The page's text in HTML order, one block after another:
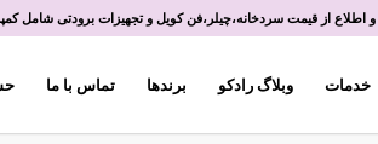
از قیمت سردخانه،چیلر،فن کویل و تجهیزات برودتی شامل
خدمات وبلاگ رادکو برندها تماس با ما